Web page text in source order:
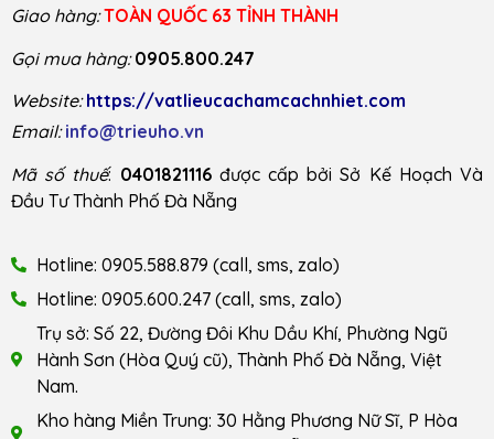
Giao hàng: TOÀN QUỐC 63 TỈNH THÀNH
Gọi mua hàng: 0905.800.247
Website: https://vatlieucachamcachnhiet.com
Email: info@trieuho.vn
Mã số thuế: 0401821116được cấp bởi Sở Kế Hoạch Và
Đầu Tư Thành Phố Đà Nẵng
Hotline: 0905.588.879 (call, sms, zalo)
Hotline: 0905.600.247 (call, sms, zalo)
Trụ sở: Số 22, Đường Đôi Khu Dầu Khí, Phường Ngũ
Hành Sơn (Hòa Quý cũ), Thành Phố Đà Nẵng, Việt
Nam.
Kho hàng Miền Trung: 30 Hằng Phương Nữ Sĩ, P Hòa